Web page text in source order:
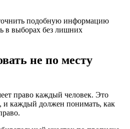
подобную информацию
в выборах без лишних
не по месту
право каждый человек. Это
и каждый должен понимать, как